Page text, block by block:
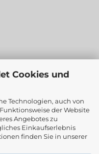
Cookies und
Technologien, auch von
der Website
Angebotes zu
Einkaufserlebnis
finden Sie in unserer